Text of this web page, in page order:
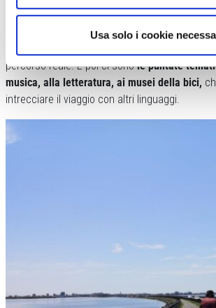
Usa solo i cookie
traversate regionali o le ciclovie costruite da
associazioni. Penso al Sicily Divide, allaVia
percorso reale. E poi ci sonole puntate
musica, alla letteratura, ai musei della bici,
intrecciare il viaggio con altri linguaggi.